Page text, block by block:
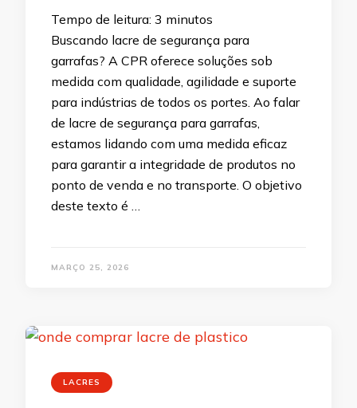
Tempo de leitura: 3 minutos
Buscando lacre de segurança para
garrafas? A CPR oferece soluções sob
medida com qualidade, agilidade e suporte
para indústrias de todos os portes. Ao falar
de lacre de segurança para garrafas,
estamos lidando com uma medida eficaz
para garantir a integridade de produtos no
ponto de venda e no transporte. O objetivo
deste texto é …
MARÇO 25, 2026
LACRES